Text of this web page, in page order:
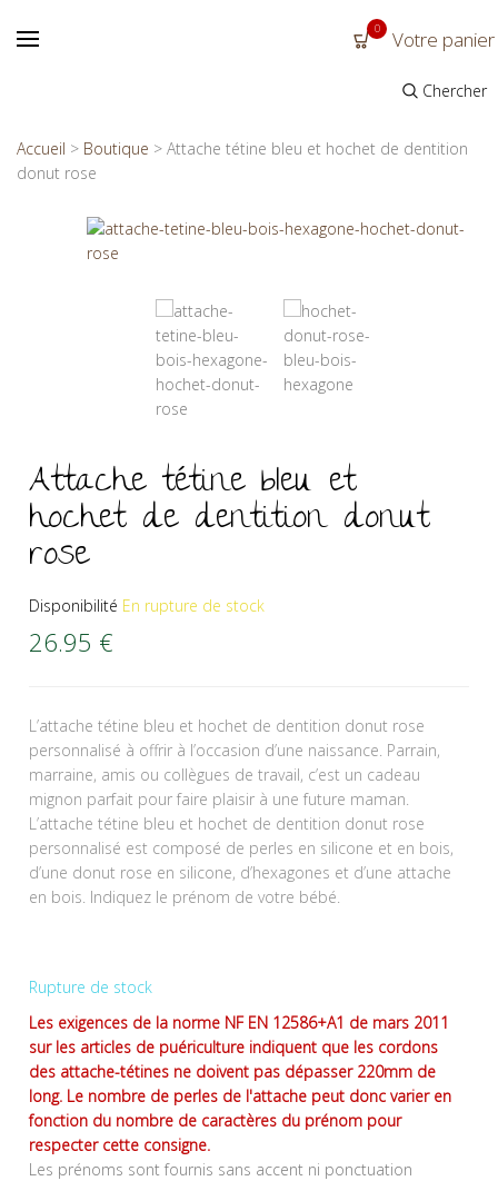
0 Votre panier
Chercher
Accueil > Boutique > Attache tétine bleu et hochet de dentition
donut rose
Attache tétine bleu et
hochet de dentition donut
rose
Disponibilité En rupture de stock
26.95 €
L’attache tétine bleu et hochet de dentition donut rose
personnalisé à offrir à l’occasion d’une naissance. Parrain,
marraine, amis ou collègues de travail, c’est un cadeau
mignon parfait pour faire plaisir à une future maman.
L’attache tétine bleu et hochet de dentition donut rose
personnalisé est composé de perles en silicone et en bois,
d’une donut rose en silicone, d’hexagones et d’une attache
en bois. Indiquez le prénom de votre bébé.
Rupture de stock
Les exigences de la norme NF EN 12586+A1 de mars 2011
sur les articles de puériculture indiquent que les cordons
des attache-tétines ne doivent pas dépasser 220mm de
long. Le nombre de perles de l'attache peut donc varier en
fonction du nombre de caractères du prénom pour
respecter cette consigne.
Les prénoms sont fournis sans accent ni ponctuation